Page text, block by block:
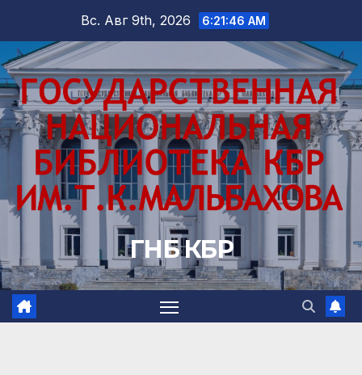
содержимому
Вс. Авг 9th, 2026 6:21:47 AM
ГНБ КБР